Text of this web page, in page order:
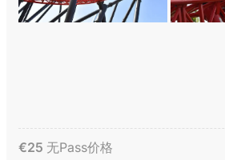
€25 无Pass价格